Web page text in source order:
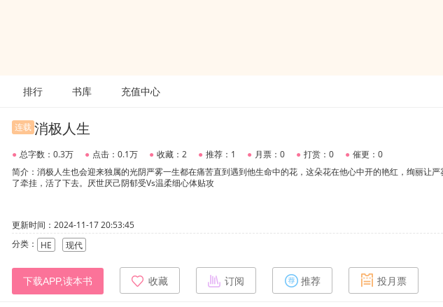
排行 书库 充值中心
连载 消极人生
● 总字数：0.3万 ● 点击：0.1万 ● 收藏：2 ● 推荐：1 ● 月票：0 ● 打赏：0 ● 催更：0
简介：消极人生也会迎来独属的光阴严雾一生都在痛苦直到遇到他生命中的花，这朵花在他心中开的艳红，绚丽让严
了牵挂，活了下去。厌世厌己阴郁受Vs温柔细心体贴攻
更新时间：2024-11-17 20:53:45
分类：
HE 现代
下载APP,读本书 收藏 订阅 推荐 投月票